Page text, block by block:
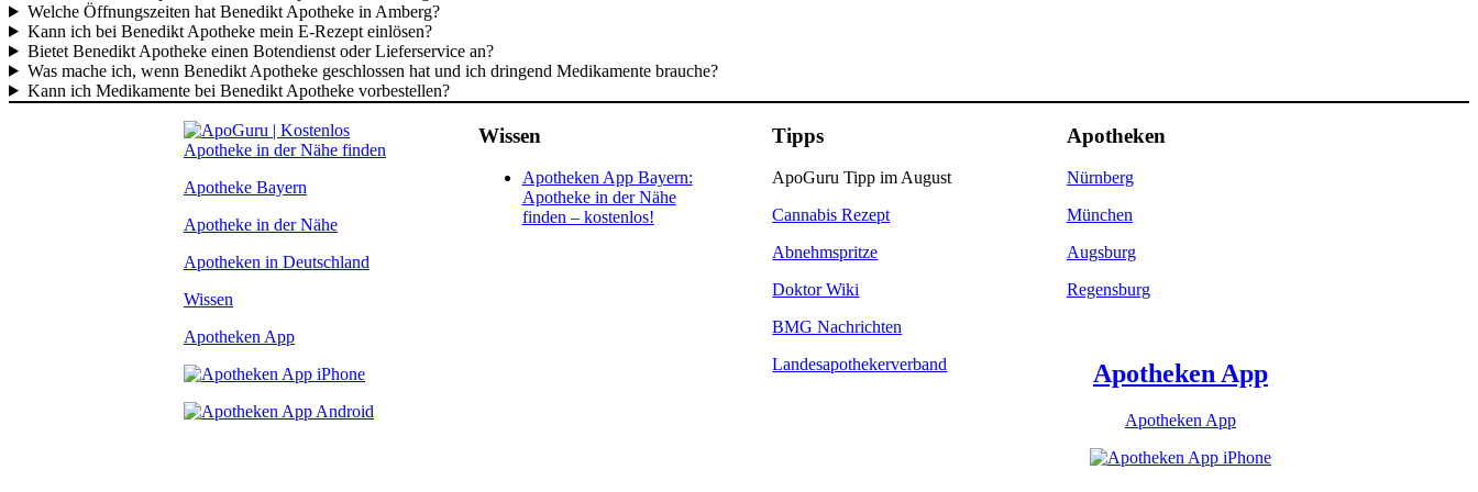
Welche Öffnungszeiten hat Benedikt Apotheke in Amberg?
Kann ich bei Benedikt Apotheke mein E-Rezept einlösen?
Bietet Benedikt Apotheke einen Botendienst oder Lieferservice an?
Was mache ich, wenn Benedikt Apotheke geschlossen hat und ich dringend Medikamente brauche?
Kann ich Medikamente bei Benedikt Apotheke vorbestellen?
Apotheke Bayern
Apotheke in der Nähe
Apotheken in Deutschland
Wissen
Apotheken App
Wissen
Apotheken App Bayern:
Apotheke in der Nähe
finden – kostenlos!
Tipps
ApoGuru Tipp im August
Cannabis Rezept
Abnehmspritze
Doktor Wiki
BMG Nachrichten
Landesapothekerverband
Apotheken
Nürnberg
München
Augsburg
Regensburg
Apotheken App
Apotheken App